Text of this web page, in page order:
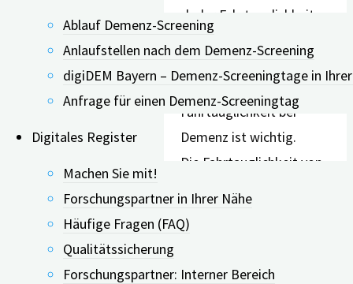
Ablauf Demenz-Screening
Anlaufstellen nach dem Demenz-Screening
digiDEM Bayern – Demenz-Screeningtage in
Anfrage für einen Demenz-Screeningtag
Digitales Register
Machen Sie mit!
Forschungspartner in Ihrer Nähe
Häufige Fragen (FAQ)
Qualitätssicherung
Forschungspartner: Interner Bereich
nach der Fahrtauglichkeit
Die Fahrtauglichkeit von
durch eine Kombination aus